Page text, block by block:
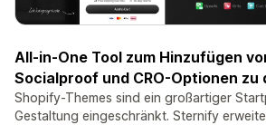
All-in-One Tool zum Hinzufügen
Socialproof und CRO-Optionen zu
Shopify-Themes sind ein großartiger
Gestaltung eingeschränkt. Sternify